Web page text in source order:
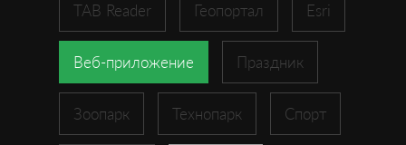
TAB Reader Геопортал Esri
Веб-приложение Праздник
Зоопарк Технопарк Спорт